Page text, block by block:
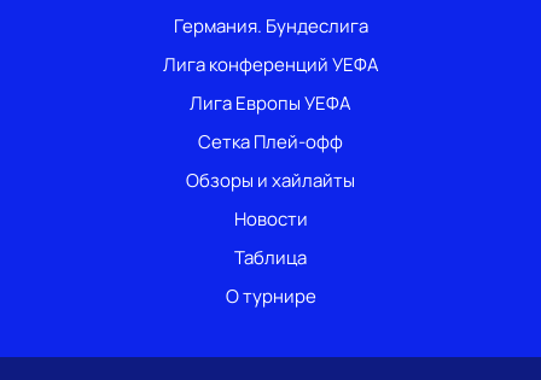
Германия. Бундеслига
Лига конференций УЕФА
Лига Европы УЕФА
Сетка Плей-офф
Обзоры и хайлайты
Новости
Таблица
О турнире